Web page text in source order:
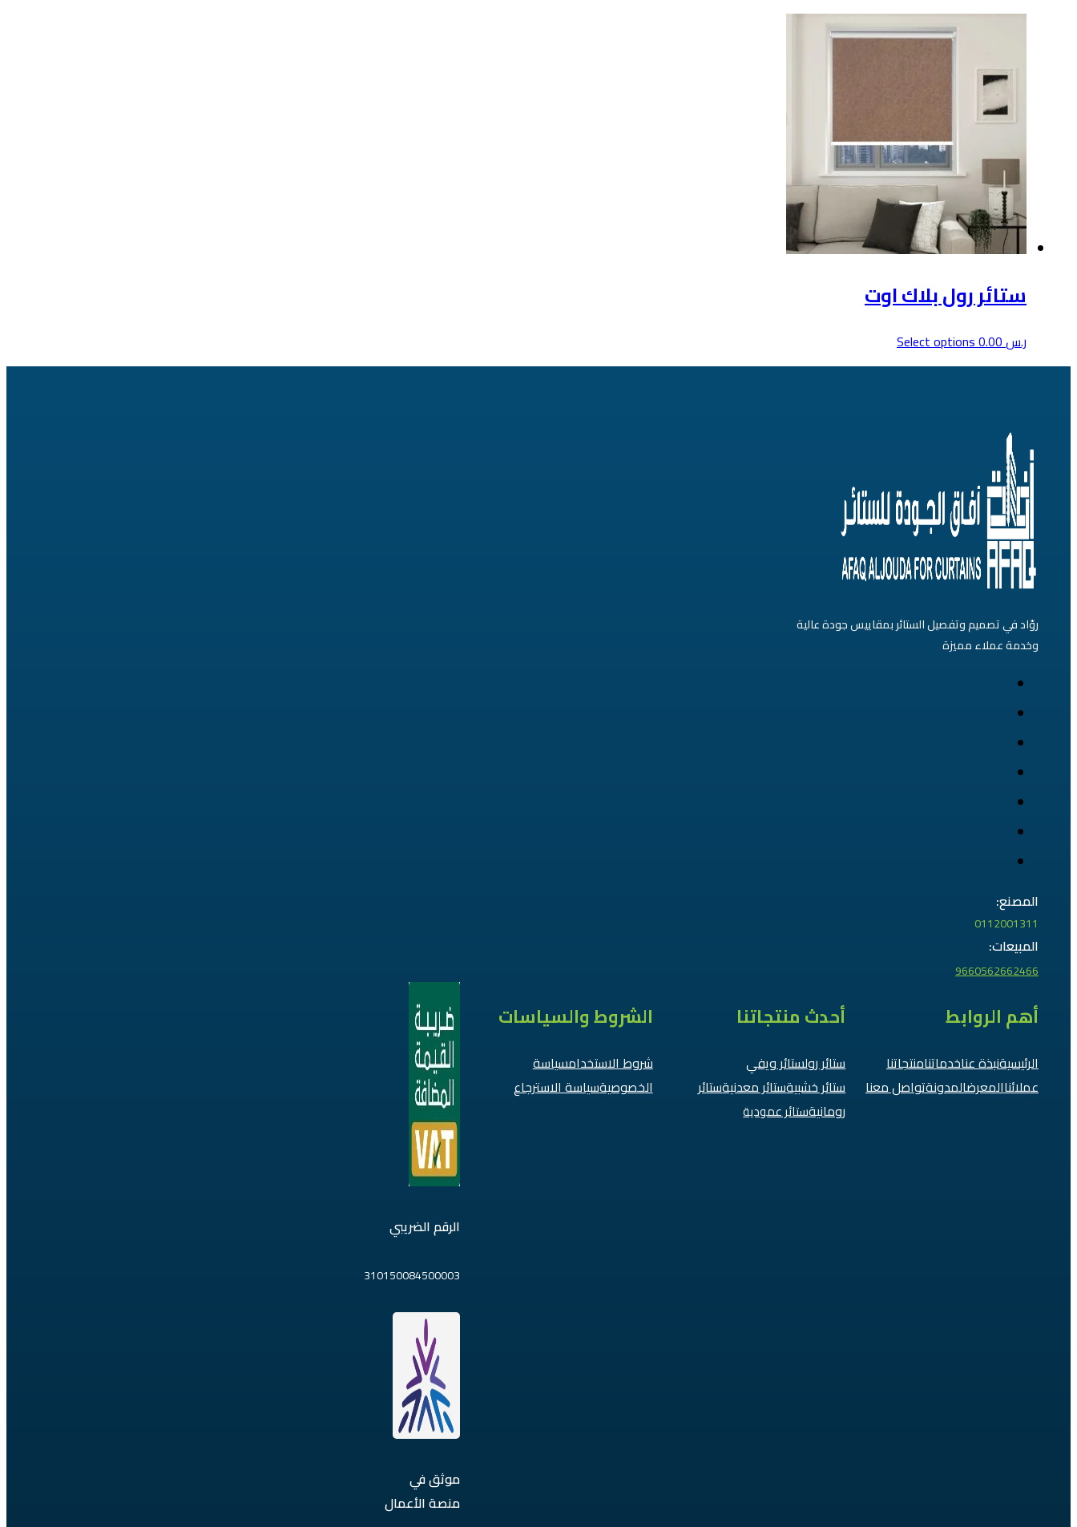
ستائر رول بلاك اوت
ر.س0.00
Select optionsهناك
العديد
المنتج.
يمكن
اختيار
الخيارات
على
المنتج
روّاد في تصميم وتفصيل الستائر بمقاييس جودة عالية
وخدمة عملاء مميزة
المصنع:
0112001311
المبيعات:
9660562662466
أهم الروابط
الرئيسيةنبذة عناخدماتنامنتجاتنا
عملائناالمعرضالمدونةتواصل معنا
أحدث منتجاتنا
ستائر رولستائر ويفي
ستائر خشبيةستائر معدنيةستائر
رومانيةستائر عمودية
الشروط والسياسات
شروط الاستخدامسياسة
الخصوصيةسياسة الاسترجاع
الرقم الضريبي
310150084500003
موثق في
منصة الأعمال